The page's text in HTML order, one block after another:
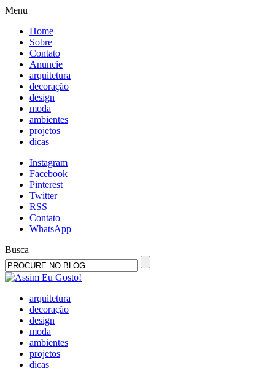
Menu
Home
Sobre
Contato
Anuncie
arquitetura
decoração
design
moda
ambientes
projetos
dicas
Instagram
Facebook
Pinterest
Twitter
RSS
Contato
WhatsApp
Busca
arquitetura
decoração
design
moda
ambientes
projetos
dicas